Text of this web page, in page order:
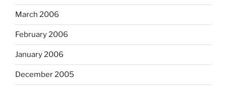
March 2006
February 2006
January 2006
December 2005